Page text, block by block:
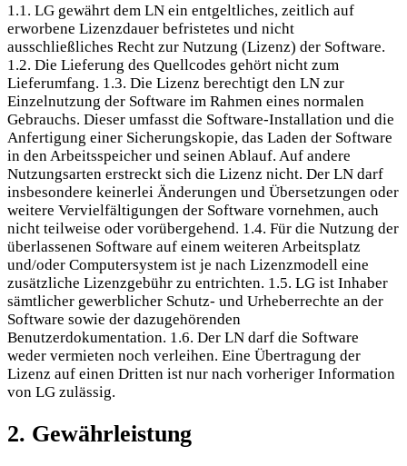
1.1. LG gewährt dem LN ein entgeltliches, zeitlich auf
erworbene Lizenzdauer befristetes und nicht
ausschließliches Recht zur Nutzung (Lizenz) der Software.
1.2. Die Lieferung des Quellcodes gehört nicht zum
Lieferumfang. 1.3. Die Lizenz berechtigt den LN zur
Einzelnutzung der Software im Rahmen eines normalen
Gebrauchs. Dieser umfasst die Software-Installation und die
Anfertigung einer Sicherungskopie, das Laden der Software
in den Arbeitsspeicher und seinen Ablauf. Auf andere
Nutzungsarten erstreckt sich die Lizenz nicht. Der LN darf
insbesondere keinerlei Änderungen und Übersetzungen oder
weitere Vervielfältigungen der Software vornehmen, auch
nicht teilweise oder vorübergehend. 1.4. Für die Nutzung der
überlassenen Software auf einem weiteren Arbeitsplatz
und/oder Computersystem ist je nach Lizenzmodell eine
zusätzliche Lizenzgebühr zu entrichten. 1.5. LG ist Inhaber
sämtlicher gewerblicher Schutz- und Urheberrechte an der
Software sowie der dazugehörenden
Benutzerdokumentation. 1.6. Der LN darf die Software
weder vermieten noch verleihen. Eine Übertragung der
Lizenz auf einen Dritten ist nur nach vorheriger Information
von LG zulässig.
2. Gewährleistung